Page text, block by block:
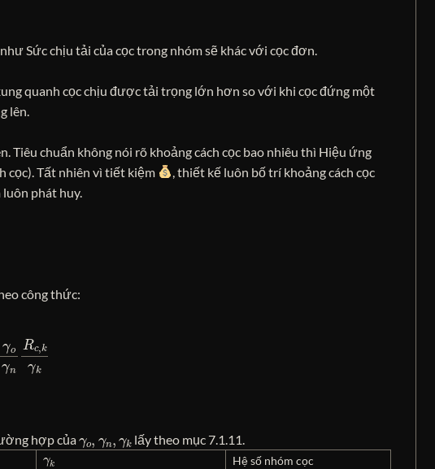
Sức chịu tải của cọc trong nhóm sẽ khác với cọc đơn.
quanh cọc chịu được tải trọng lớn hơn so với khi cọc đứng một
lên.
Tiêu chuẩn không nói rõ khoảng cách cọc bao nhiêu thì Hiệu ứng
cọc). Tất nhiên vì tiết kiệm
, thiết kế luôn bố trí khoảng cách cọc
phát huy.
công thức:
γn c,k γ
hợp của lấy theo mục 7.1.11.
γk
Hệ số nhóm cọc